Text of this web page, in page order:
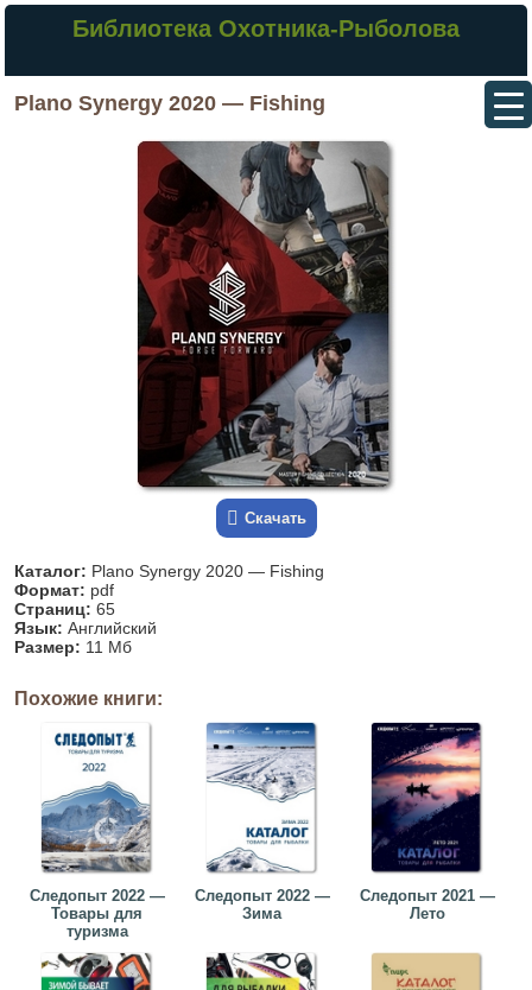
Библиотека Охотника-Рыболова
Plano Synergy 2020 — Fishing
Скачать
Каталог: Plano Synergy 2020 — Fishing
Формат: pdf
Страниц: 65
Язык: Английский
Размер: 11 Мб
Похожие книги:
Следопыт 2022 —
Товары для
туризма
Следопыт 2022 —
Зима
Следопыт 2021 —
Лето